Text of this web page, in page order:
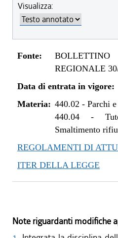
Visualizza:
Fonte:
REGIONALE
Data di entrata in vigore:
Materia: 440.02 - Parchi
440.04-
Smaltimento
REGOLAMENTI DI
ITER DELLA LEGGE
Note riguardanti modifiche